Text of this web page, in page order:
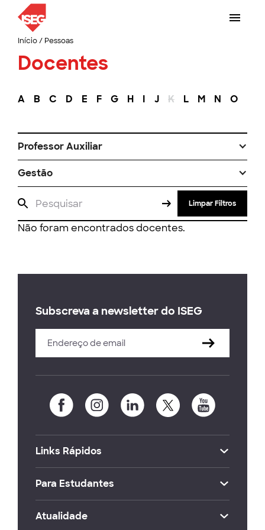
Início/ Pessoas
Docentes
A B C D E F G H I J K L M N O
Professor Auxiliar
Gestão
Limpar Filtros
Não foram encontrados docentes.
Subscreva a newsletter do ISEG
Links Rápidos
Para Estudantes
Atualidade